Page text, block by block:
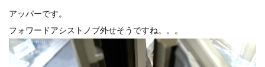
アッパーです。
フォワードアシストノブ外せそうですね。。。